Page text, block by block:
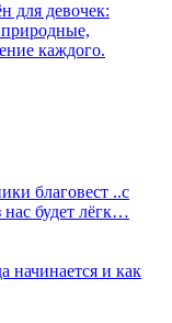
для девочек:
каждого.
благовест ..с
будет лёгк…